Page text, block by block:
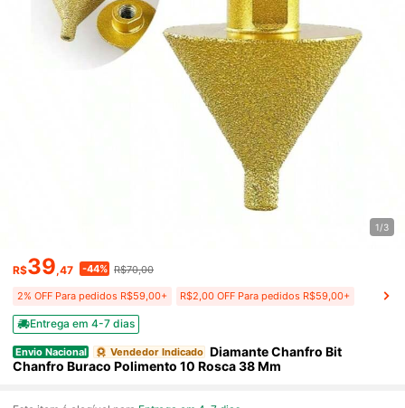
1/3
R$39,47 -44% R$70,00
2% OFF Para pedidos R$59,00+ R$2,00 OFF Para pedidos R$59,00+
Entrega em 4-7 dias
Envio Nacional Vendedor Indicado Diamante Chanfro Bit
Chanfro Buraco Polimento 10 Rosca 38 Mm